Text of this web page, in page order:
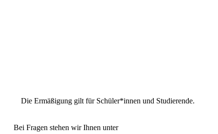
Die Ermäßigung gilt für Schüler*innen und Studierende.
Bei Fragen stehen wir Ihnen unter